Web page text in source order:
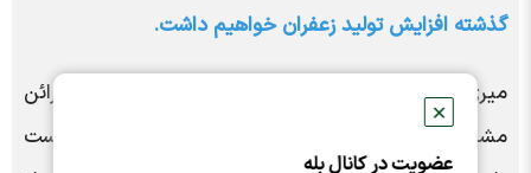
✕
عضویت در کانال بله
گذشته افزایش تولید زعفران خواهیم داشت.
میری در رابطه با میزان کاشت و تولید زعفران افزود: از قرائن
مشخص است که کاشت پیاز زعفران افزایش پیدا کرده است